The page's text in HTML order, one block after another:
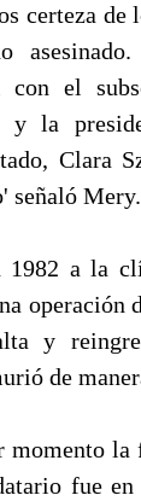
certeza de
con el
y la
Clara
señaló Mery.
1982 a la
operación
y
de
momento la
fue